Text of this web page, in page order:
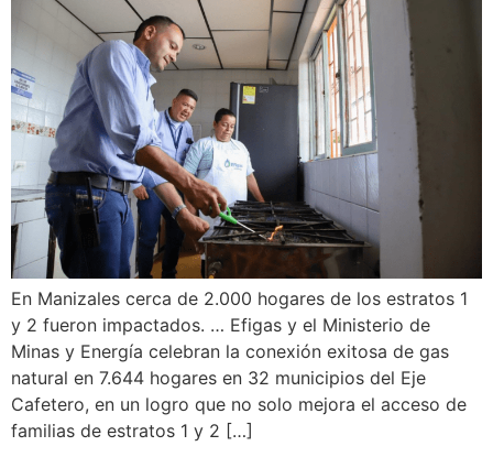
En Manizales cerca de 2.000 hogares de los estratos 1
y 2 fueron impactados. … Efigas y el Ministerio de
Minas y Energía celebran la conexión exitosa de gas
natural en 7.644 hogares en 32 municipios del Eje
Cafetero, en un logro que no solo mejora el acceso de
familias de estratos 1 y 2 […]